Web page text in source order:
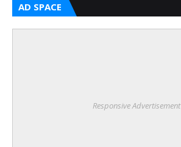
AD SPACE
Responsive Advertisement